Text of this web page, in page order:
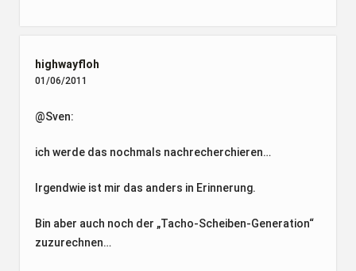
highwayfloh
01/06/2011
@Sven:
ich werde das nochmals nachrecherchieren…
Irgendwie ist mir das anders in Erinnerung.
Bin aber auch noch der „Tacho-Scheiben-Generation“
zuzurechnen…